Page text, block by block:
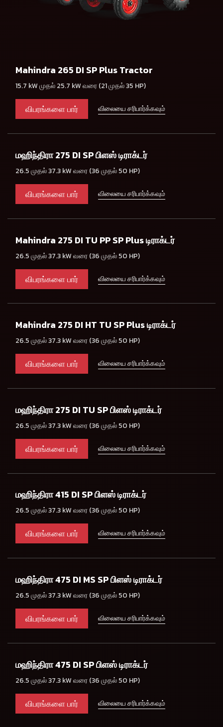
Mahindra 265 DI SP Plus Tractor
15.7 kW முதல் 25.7 kW வரை (21 முதல் 35 HP)
விபரங்களை பார் விலையை சரிபார்க்கவும்
மஹிந்திரா 275 DI SP பிளஸ் டிராக்டர்
26.5 முதல் 37.3 kW வரை (36 முதல் 50 HP)
விபரங்களை பார் விலையை சரிபார்க்கவும்
Mahindra 275 DI TU PP SP Plus டிராக்டர்
26.5 முதல் 37.3 kW வரை (36 முதல் 50 HP)
விபரங்களை பார் விலையை சரிபார்க்கவும்
Mahindra 275 DI HT TU SP Plus டிராக்டர்
26.5 முதல் 37.3 kW வரை (36 முதல் 50 HP)
விபரங்களை பார் விலையை சரிபார்க்கவும்
மஹிந்திரா 275 DI TU SP பிளஸ் டிராக்டர்
26.5 முதல் 37.3 kW வரை (36 முதல் 50 HP)
விபரங்களை பார் விலையை சரிபார்க்கவும்
மஹிந்திரா 415 DI SP பிளஸ் டிராக்டர்
26.5 முதல் 37.3 kW வரை (36 முதல் 50 HP)
விபரங்களை பார் விலையை சரிபார்க்கவும்
மஹிந்திரா 475 DI MS SP பிளஸ் டிராக்டர்
26.5 முதல் 37.3 kW வரை (36 முதல் 50 HP)
விபரங்களை பார் விலையை சரிபார்க்கவும்
மஹிந்திரா 475 DI SP பிளஸ் டிராக்டர்
26.5 முதல் 37.3 kW வரை (36 முதல் 50 HP)
விபரங்களை பார் விலையை சரிபார்க்கவும்